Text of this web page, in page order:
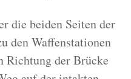
die beiden Seiten der
den Waffenstationen
der Brücke